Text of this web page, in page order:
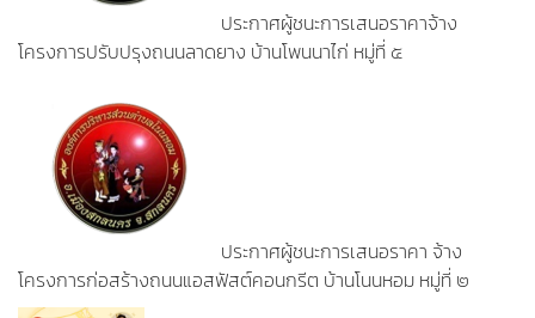
ประกาศผู้ชนะการเสนอราคาจ้าง
โครงการปรับปรุงถนนลาดยาง บ้านโพนนาไก่ หมู่ที่ ๕
ประกาศผู้ชนะการเสนอราคา จ้าง
โครงการก่อสร้างถนนแอสฟัสต์คอนกรีต บ้านโนนหอม หมู่ที่ ๒